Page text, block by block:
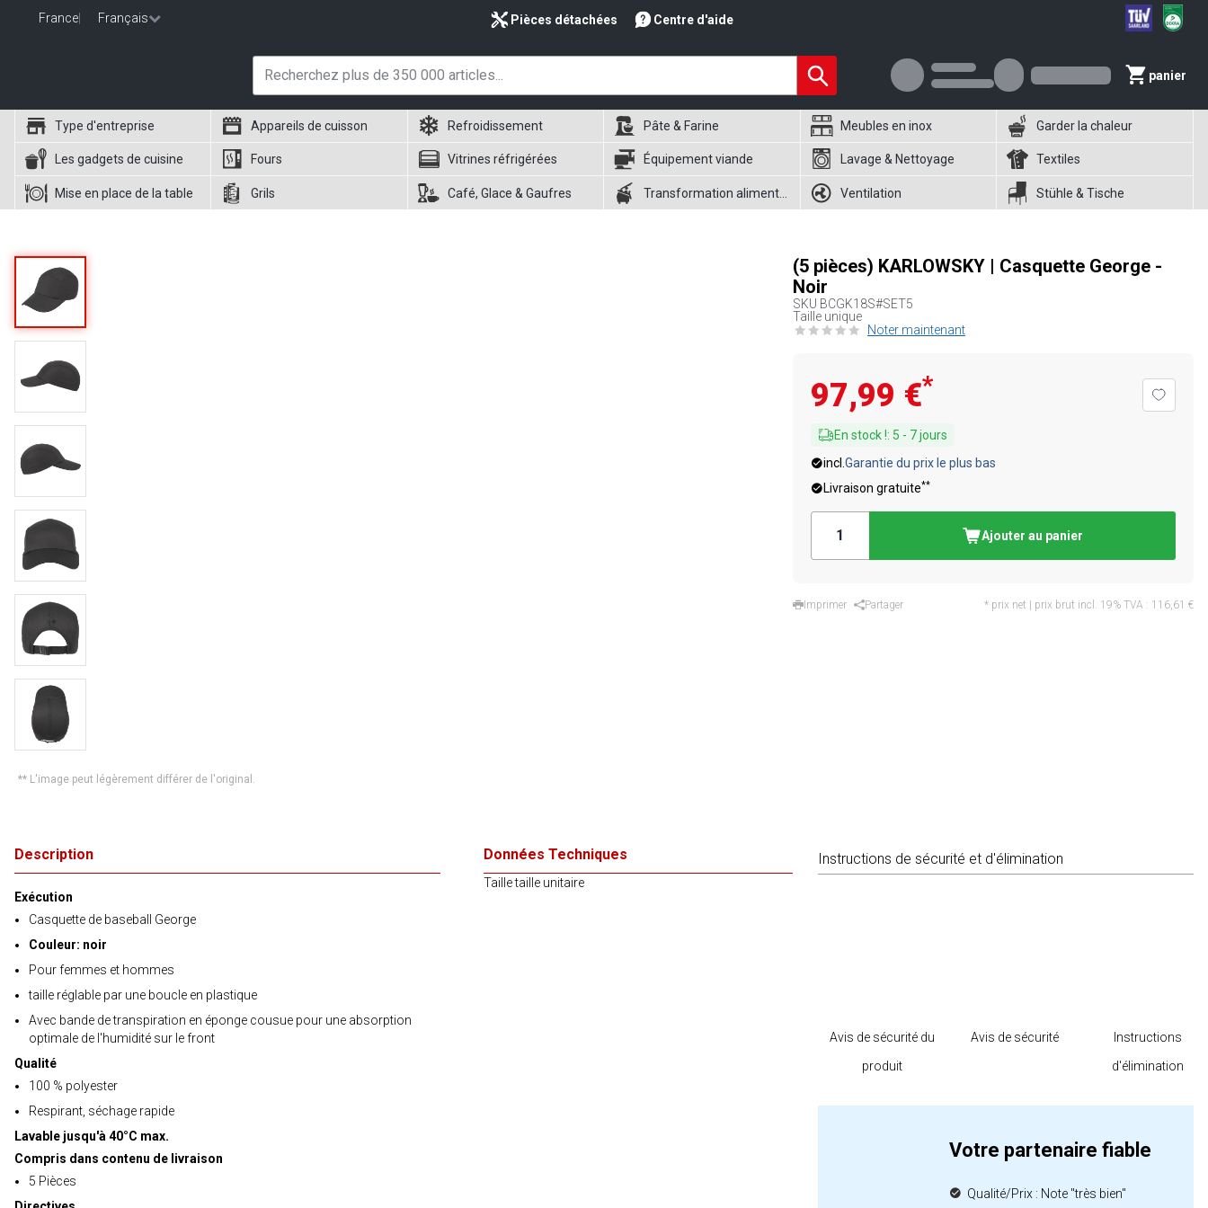
France Français Pièces détachées Centre d'aide
panier
Type d'entreprise Appareils de cuisson Refroidissement Pâte & Farine Meubles en inox Garder la chaleur
Les gadgets de cuisine Fours Vitrines réfrigérées Équipement viande Lavage & Nettoyage Textiles
Mise en place de la table Grils Café, Glace & Gaufres Ventilation Stühle & Tische
** L'image peut légèrement différer de l'original.
(5 pièces) KARLOWSKY | Casquette George -
Noir
SKU BCGK18S#SET5
Taille unique
Noter maintenant
97,99 €*
En stock !: 5 - 7jours
incl. Garantie du prix le plus bas
Livraison gratuite**
Ajouter au panier
Imprimer Partager * prix net | prix brut incl. 19% TVA : 116,61 €
Description
Exécution
Casquette de baseball George
Couleur: noir
Pour femmes et hommes
taille réglable par une boucle en plastique
Avec bande de transpiration en éponge cousue pour une absorption
optimale de l'humidité sur le front
Qualité
100 % polyester
Respirant, séchage rapide
Lavable jusqu'à 40°C max.
Compris dans contenu de livraison
5 Pièces
Données Techniques
Taille taille unitaire
Instructions de sécurité et d'élimination
Avis de sécurité du
produit
Avis de sécurité
Instructions
d'élimination
Votre partenaire fiable
Qualité/Prix : Note "très bien"